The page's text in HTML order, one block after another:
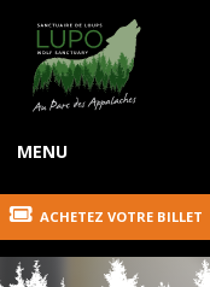
MENU
ACHETEZ VOTRE BILLET